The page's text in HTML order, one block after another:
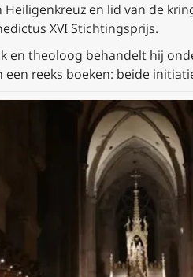
Heiligenkreuz en lid van de
XVI Stichtingsprijs.
en theoloog behandelt hij
een reeks boeken: beide